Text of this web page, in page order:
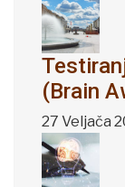
(Brain
27 Veljača